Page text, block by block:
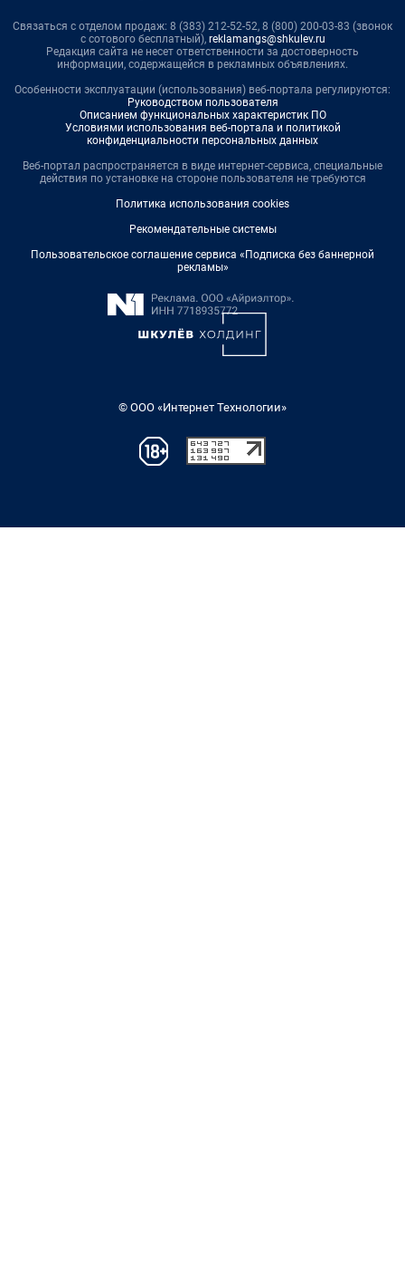
Связаться с отделом продаж: 8 (383) 212-52-52, 8 (800) 200-03-83 (звонок
с сотового бесплатный), reklamangs@shkulev.ru
Редакция сайта не несет ответственности за достоверность
информации, содержащейся в рекламных объявлениях.
Особенности эксплуатации (использования) веб-портала регулируются:
Руководством пользователя
Описанием функциональных характеристик ПО
Условиями использования веб-портала и политикой
конфиденциальности персональных данных
Веб-портал распространяется в виде интернет-сервиса, специальные
действия по установке на стороне пользователя не требуются
Политика использования cookies
Рекомендательные системы
Пользовательское соглашение сервиса «Подписка без баннерной
рекламы»
© ООО «Интернет Технологии»